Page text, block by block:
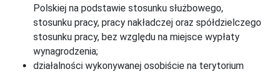
Polskiej na podstawie stosunku służbowego,
stosunku pracy, pracy nakładczej oraz spółdzielczego
stosunku pracy, bez względu na miejsce wypłaty
wynagrodzenia;
działalności wykonywanej osobiście na terytorium